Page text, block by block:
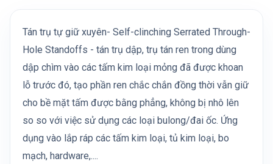
Tán trụ tự giữ xuyên- Self-clinching Serrated Through-
Hole Standoffs - tán trụ dập, trụ tán ren trong dùng
dập chìm vào các tấm kim loại mỏng đã được khoan
lỗ trước đó, tạo phần ren chắc chắn đồng thời vẫn giữ
cho bề mặt tấm được bằng phẳng, không bị nhô lên
so so với việc sử dụng các loại bulong/đai ốc. Ứng
dụng vào lắp ráp các tấm kim loại, tủ kim loại, bo
mạch, hardware,....